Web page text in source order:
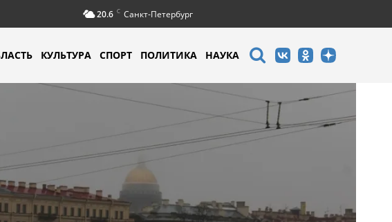
20.6 C Санкт-Петербург
КУЛЬТУРА СПОРТ ПОЛИТИКА НАУКА